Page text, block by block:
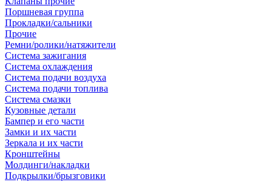
Поршневая группа
Прокладки/сальники
Прочие
Ремни/ролики/натяжители
Система зажигания
Система охлаждения
Система подачи воздуха
Система подачи топлива
Система смазки
Кузовные детали
Бампер и его части
Замки и их части
Зеркала и их части
Кронштейны
Молдинги/накладки
Подкрылки/брызговики